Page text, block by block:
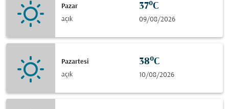
Pazar
açık
37°C
09/08/2026
Pazartesi
açık
38°C
10/08/2026